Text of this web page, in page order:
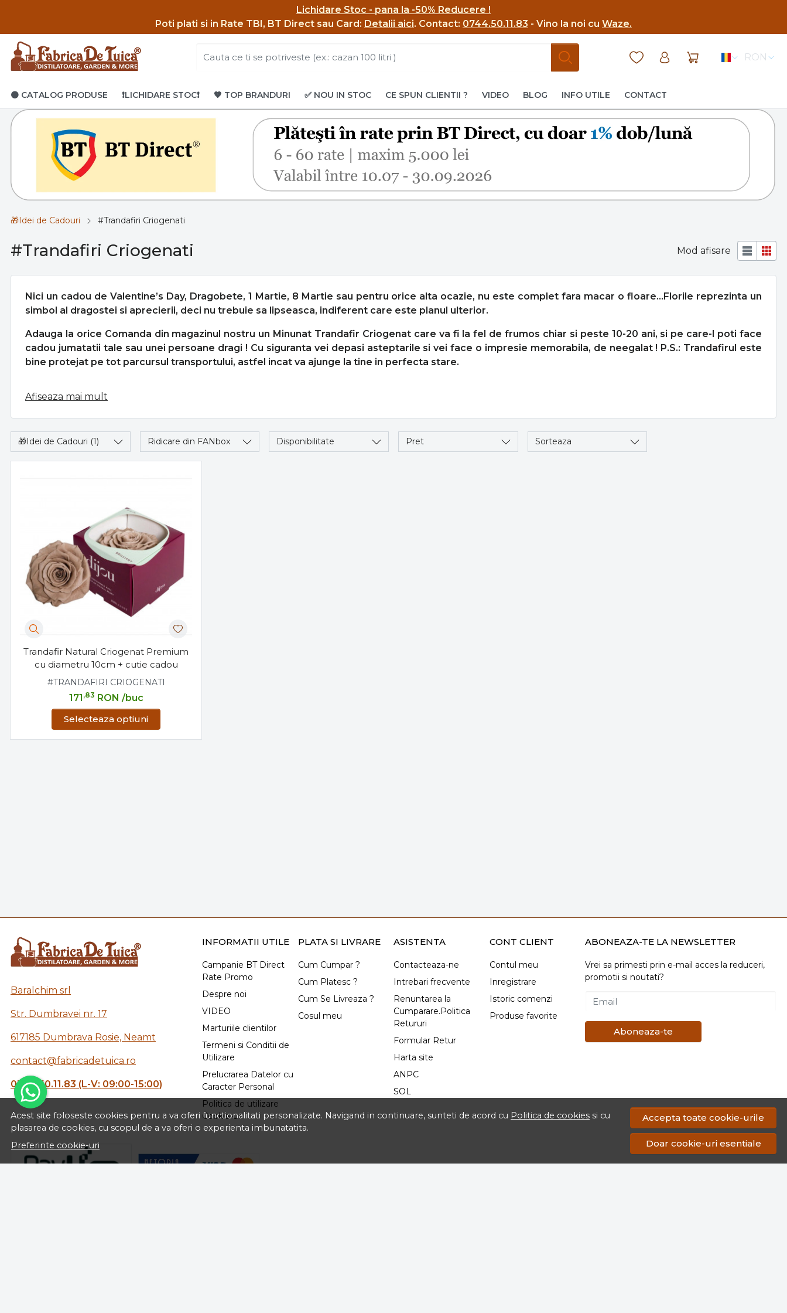
Lichidare Stoc - pana la -50% Reducere !
Poti plati si in Rate TBI, BT Direct sau Card: Detalii aici. Contact: 0744.50.11.83 - Vino la noi cu Waze.
RON
🟤 CATALOG PRODUSE ❗LICHIDARE STOC❗ 🤎 TOP BRANDURI ✅ NOU IN STOC CE SPUN CLIENTII ? VIDEO BLOG INFO UTILE CONTACT
🎁Idei de Cadouri #Trandafiri Criogenati
#Trandafiri Criogenati Mod afisare
Nici un cadou de Valentine’s Day, Dragobete, 1 Martie, 8 Martie sau pentru orice alta ocazie, nu este complet fara macar o floare... Florile reprezinta un
simbol al dragostei si aprecierii, deci nu trebuie sa lipseasca, indiferent care este planul ulterior.
Adauga la orice Comanda din magazinul nostru un Minunat Trandafir Criogenat care va fi la fel de frumos chiar si peste 10-20 ani, si pe care-l poti face
cadou jumatatii tale sau unei persoane dragi ! Cu siguranta vei depasi asteptarile si vei face o impresie memorabila, de neegalat ! P.S.: Trandafirul este
bine protejat pe tot parcursul transportului, astfel incat va ajunge la tine in perfecta stare.
Afiseaza mai mult
🎁Idei de Cadouri (1) Ridicare din FANbox Disponibilitate Pret Sorteaza
Trandafir Natural Criogenat Premium
cu diametru 10cm + cutie cadou
#TRANDAFIRI CRIOGENATI
171 ,83 RON /buc
Selecteaza optiuni
Acest site foloseste cookies pentru a va oferi functionalitati personalizate. Navigand in continuare, sunteti de acord cu Politica de cookies si cu
plasarea de cookies, cu scopul de a va oferi o experienta imbunatatita.
Preferinte cookie-uri
Accepta toate cookie-urile
Doar cookie-uri esentiale
Baralchim srl
Str. Dumbravei nr. 17
617185 Dumbrava Rosie, Neamt
contact@fabricadetuica.ro
0744.50.11.83 (L-V: 09:00-15:00)
INFORMATII UTILE
Campanie BT Direct
Rate Promo
Despre noi
VIDEO
Marturiile clientilor
Termeni si Conditii de
Utilizare
Prelucrarea Datelor cu
Caracter Personal
Politica de utilizare
Cookie-uri
PLATA SI LIVRARE
Cum Cumpar ?
Cum Platesc ?
Cum Se Livreaza ?
Cosul meu
ASISTENTA
Contacteaza-ne
Intrebari frecvente
Renuntarea la
Cumparare.Politica
Retururi
Formular Retur
Harta site
ANPC
SOL
CONT CLIENT
Contul meu
Inregistrare
Istoric comenzi
Produse favorite
ABONEAZA-TE LA NEWSLETTER
Vrei sa primesti prin e-mail acces la reduceri,
promotii si noutati?
Email
Aboneaza-te